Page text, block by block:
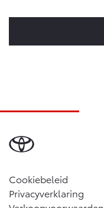
Cookiebeleid
Privacyverklaring